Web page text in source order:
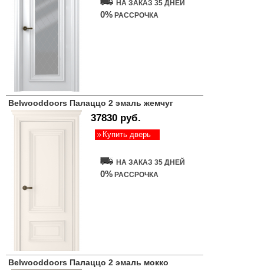
НА ЗАКАЗ 35 ДНЕЙ
0% РАССРОЧКА
Belwooddoors Палаццо 2 эмаль жемчуг
37830 руб.
Купить дверь
НА ЗАКАЗ 35 ДНЕЙ
0% РАССРОЧКА
Belwooddoors Палаццо 2 эмаль мокко